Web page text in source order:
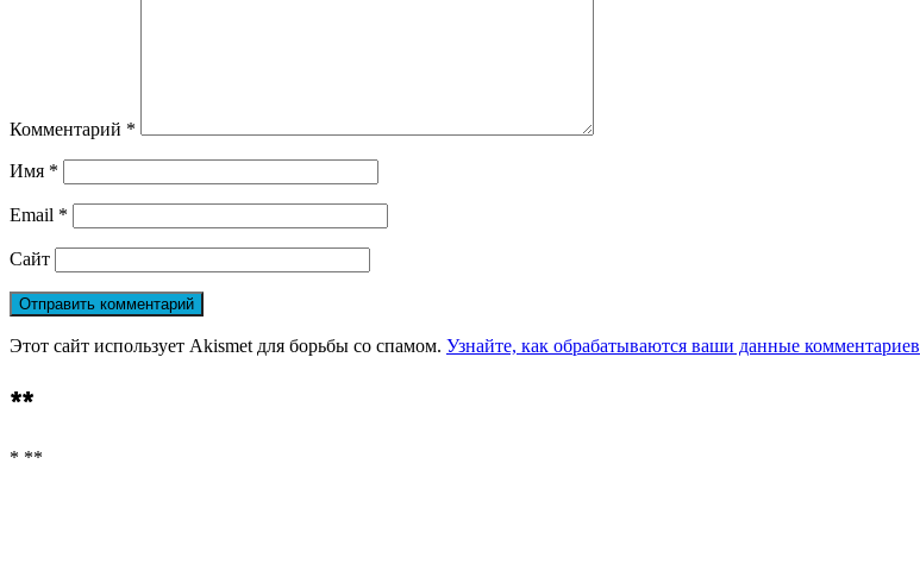
Комментарий *
Имя *
Email *
Сайт
Этот сайт использует Akismet для борьбы со спамом. Узнайте, как обрабатываются ваши данные комментариев
**
* **